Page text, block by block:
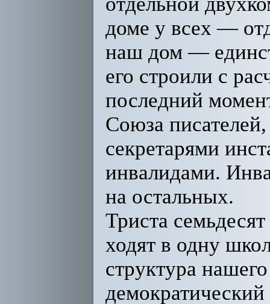
доме у всех —
наш дом —
его строили с
последний
Союза
секретарями
инвалидами.
на остальных.
Триста
ходят в одну
структура